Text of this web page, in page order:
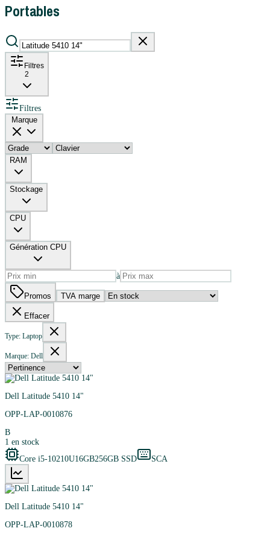
Portables
Filtres
2
Filtres
Marque
RAM
Stockage
CPU
Génération CPU
à
Promos TVA marge
Effacer
Type: Laptop
Marque: Dell
Dell Latitude 5410 14"
OPP-LAP-0010876
B
1 en stock
Core i5-10210U16GB256GB SSD SCA
Dell Latitude 5410 14"
OPP-LAP-0010878